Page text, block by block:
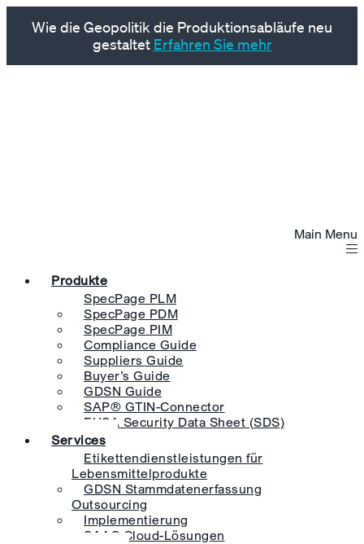
Wie die Geopolitik die Produktionsabläufe neu
gestaltet Erfahren Sie mehr
Main Menu
Produkte
SpecPage PLM
SpecPage PDM
SpecPage PIM
Compliance Guide
Suppliers Guide
Buyer’s Guide
GDSN Guide
SAP® GTIN-Connector
EHSA Security Data Sheet (SDS)
Services
Etikettendienstleistungen für
Lebensmittelprodukte
GDSN Stammdatenerfassung
Outsourcing
Implementierung
SAAS Cloud-Lösungen